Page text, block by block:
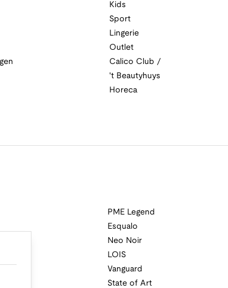
Kids
Sport
Lingerie
Outlet
Calico Club /
't Beautyhuys
Horeca
PME Legend
Esqualo
Neo Noir
LOIS
Vanguard
State of Art